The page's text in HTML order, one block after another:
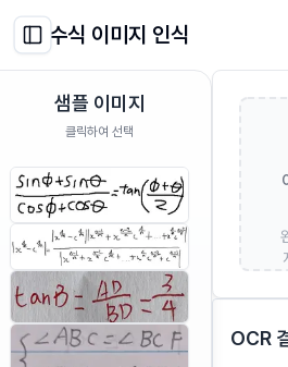
Toggle Sidebar
수식 이미지 인식
샘플 이미지
클릭하여 선택
OCR